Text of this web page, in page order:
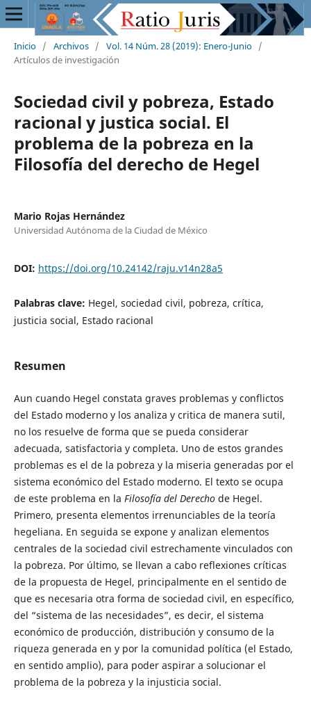
Inicio / Archivos / Vol. 14 Núm. 28 (2019): Enero-Junio /
Artículos de investigación
Sociedad civil y pobreza, Estado
racional y justica social. El
problema de la pobreza en la
Filosofía del derecho de Hegel
Mario Rojas Hernández
Universidad Autónoma de la Ciudad de México
DOI: https://doi.org/10.24142/raju.v14n28a5
Palabras clave: Hegel, sociedad civil, pobreza, crítica,
justicia social, Estado racional
Resumen
Aun cuando Hegel constata graves problemas y conflictos
del Estado moderno y los analiza y critica de manera sutil,
no los resuelve de forma que se pueda considerar
adecuada, satisfactoria y completa. Uno de estos grandes
problemas es el de la pobreza y la miseria generadas por el
sistema económico del Estado moderno. El texto se ocupa
de este problema en la Filosofía del Derechode Hegel.
Primero, presenta elementos irrenunciables de la teoría
hegeliana. En seguida se expone y analizan elementos
centrales de la sociedad civil estrechamente vinculados con
la pobreza. Por último, se llevan a cabo reflexiones críticas
de la propuesta de Hegel, principalmente en el sentido de
que es necesaria otra forma de sociedad civil, en específico,
del “sistema de las necesidades”, es decir, el sistema
económico de producción, distribución y consumo de la
riqueza generada en y por la comunidad política (el Estado,
en sentido amplio), para poder aspirar a solucionar el
problema de la pobreza y la injusticia social.